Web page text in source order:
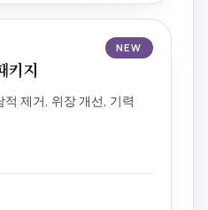
NEW
키지
제거, 위장 개선, 기력